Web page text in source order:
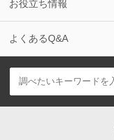
お役立ち情報
よくあるQ&A